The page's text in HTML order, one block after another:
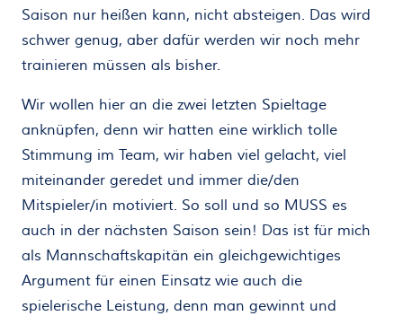
Saison nur heißen kann, nicht absteigen. Das wird
schwer genug, aber dafür werden wir noch mehr
trainieren müssen als bisher.
Wir wollen hier an die zwei letzten Spieltage
anknüpfen, denn wir hatten eine wirklich tolle
Stimmung im Team, wir haben viel gelacht, viel
miteinander geredet und immer die/den
Mitspieler/in motiviert. So soll und so MUSS es
auch in der nächsten Saison sein! Das ist für mich
als Mannschaftskapitän ein gleichgewichtiges
Argument für einen Einsatz wie auch die
spielerische Leistung, denn man gewinnt und